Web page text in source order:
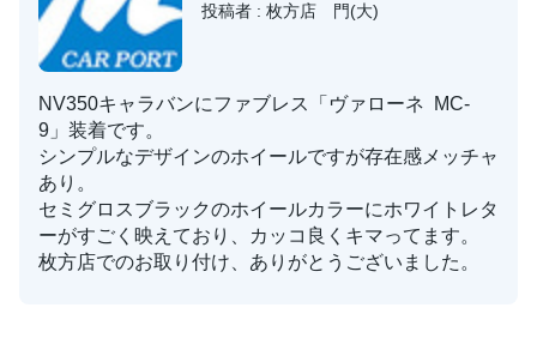
投稿者 : 枚方店 門(大)
NV350キャラバンにファブレス「ヴァローネ MC-
9」装着です。
シンプルなデザインのホイールですが存在感メッチャ
あり。
セミグロスブラックのホイールカラーにホワイトレタ
ーがすごく映えており、カッコ良くキマってます。
枚方店でのお取り付け、ありがとうございました。